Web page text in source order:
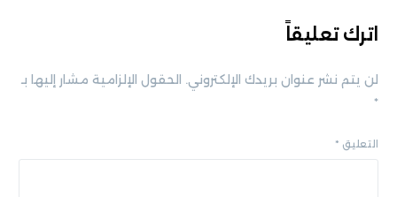
اترك تعليقاً
لن يتم نشر عنوان بريدك الإلكتروني. الحقول الإلزامية مشار إليها بـ
*
التعليق *